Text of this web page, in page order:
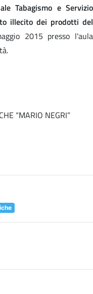
Tabagismo e Servizio
illecito dei prodotti del
2015 presso l'aula
“MARIO NEGRI”